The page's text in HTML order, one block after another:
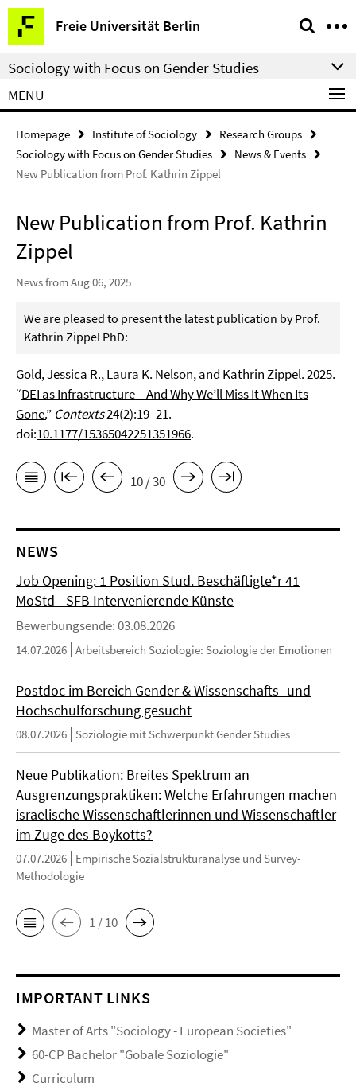
Springe
direkt
zu
Inhalt
Freie Universität Berlin
Service
Navigation
Sociology with Focus on Gender Studies
MENU
Homepage Institute of Sociology
Research Groups
Sociology with Focus on Gender Studies
News & Events
New Publication from Prof. Kathrin Zippel
New Publication from Prof. Kathrin
Zippel
News from Aug 06, 2025
We are pleased to present the latest publication by Prof.
Kathrin Zippel PhD:
Gold, Jessica R., Laura K. Nelson, and Kathrin Zippel. 2025.
“DEI as Infrastructure—And Why We’ll Miss It When Its
Gone.” Contexts24(2):19–21.
doi:10.1177/15365042251351966.
10 / 30
NEWS
Job Opening: 1 Position Stud. Beschäftigte*r 41
MoStd - SFB Intervenierende Künste
Bewerbungsende: 03.08.2026
14.07.2026 Arbeitsbereich Soziologie: Soziologie der Emotionen
Postdoc im Bereich Gender & Wissenschafts- und
Hochschulforschung gesucht
08.07.2026 Soziologie mit Schwerpunkt Gender Studies
Neue Publikation: Breites Spektrum an
Ausgrenzungspraktiken: Welche Erfahrungen machen
israelische Wissenschaftlerinnen und Wissenschaftler
im Zuge des Boykotts?
07.07.2026
Empirische Sozialstrukturanalyse und Survey-
Methodologie
1 / 10
IMPORTANT LINKS
Master of Arts "Sociology - European Societies"
60-CP Bachelor "Gobale Soziologie"
Curriculum